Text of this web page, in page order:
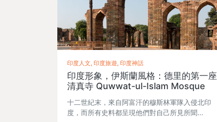
印度人文, 印度旅遊, 印度神話
印度形象，伊斯蘭風格：德里的第一座
清真寺 Quwwat-ul-Islam Mosque
十二世紀末，來自阿富汗的穆斯林軍隊入侵北印
度，而所有史料都呈現他們對自己所見所聞…